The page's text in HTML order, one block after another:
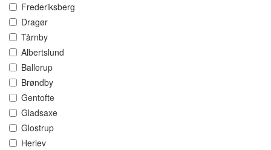
Frederiksberg
Dragør
Tårnby
Albertslund
Ballerup
Brøndby
Gentofte
Gladsaxe
Glostrup
Herlev